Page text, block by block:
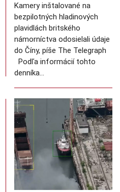
Kamery inštalované na
bezpilotných hladinových
plavidlách britského
námorníctva odosielali údaje
do Číny, píše The Telegraph
Podľa informácií tohto
denníka…